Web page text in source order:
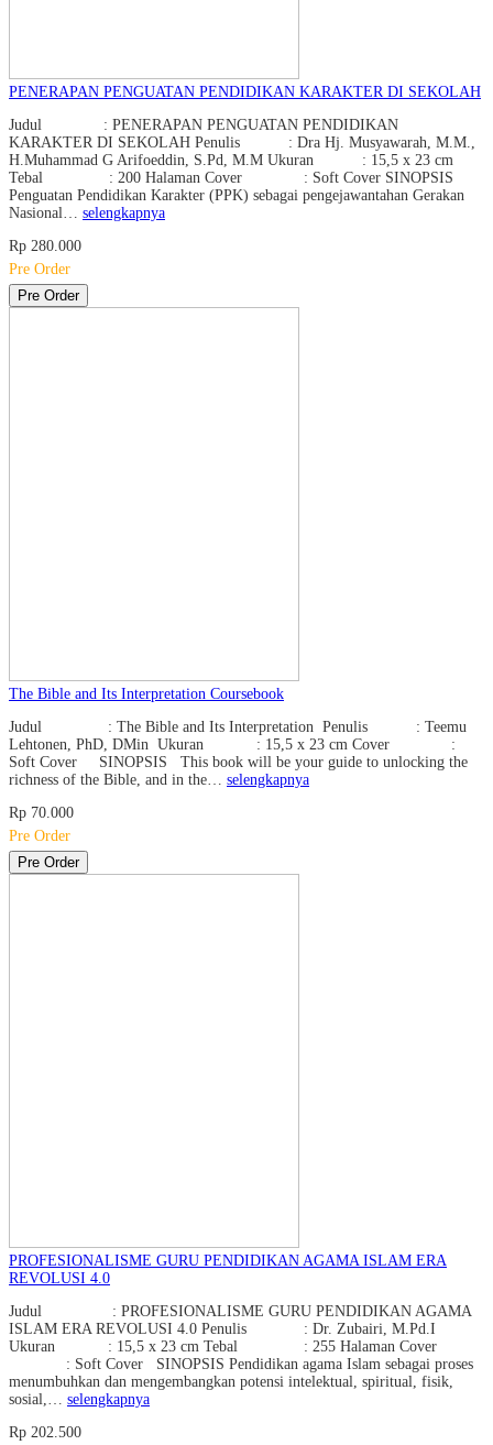
PENERAPAN PENGUATAN PENDIDIKAN KARAKTER DI SEKOLAH
Judul : PENERAPAN PENGUATAN PENDIDIKAN
KARAKTER DI SEKOLAH Penulis : Dra Hj. Musyawarah, M.M.,
H.Muhammad G Arifoeddin, S.Pd, M.M Ukuran : 15,5 x 23 cm
Tebal : 200 Halaman Cover : Soft Cover SINOPSIS
Penguatan Pendidikan Karakter (PPK) sebagai pengejawantahan Gerakan
Nasional… selengkapnya
Rp 280.000
Pre Order
Pre Order
The Bible and Its Interpretation Coursebook
Judul : The Bible and Its Interpretation Penulis : Teemu
Lehtonen, PhD, DMin Ukuran : 15,5 x 23 cm Cover :
Soft Cover SINOPSIS This book will be your guide to unlocking the
richness of the Bible, and in the… selengkapnya
Rp 70.000
Pre Order
Pre Order
PROFESIONALISME GURU PENDIDIKAN AGAMA ISLAM ERA
REVOLUSI 4.0
Judul : PROFESIONALISME GURU PENDIDIKAN AGAMA
ISLAM ERA REVOLUSI 4.0 Penulis : Dr. Zubairi, M.Pd.I
Ukuran : 15,5 x 23 cm Tebal : 255 Halaman Cover
: Soft Cover SINOPSIS Pendidikan agama Islam sebagai proses
menumbuhkan dan mengembangkan potensi intelektual, spiritual, fisik,
sosial,… selengkapnya
Rp 202.500